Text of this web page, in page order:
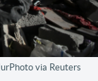
via Reuters